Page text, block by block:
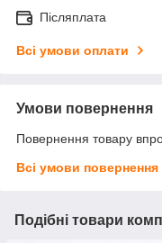
Післяплата
Всі умови оплати
Умови повернення
Повернення товару
Всі умови повернення
Подібні товари